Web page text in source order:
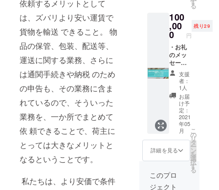
依頼するメリットとして
は、ズバリより安い運賃で
貨物を輸送 できること。 物
品の保管、包装、配送等、
運送に関する業務、さらに
は通関⼿続きや納税 のため
の申告も、その業務に含ま
れているので、そういった
業務を、⼀か所でまとめて
依 頼できることで、荷主に
とっては⼤きなメリットと
なるということです。
私たちは、より安価で条件
ンか
ら、ご
支援頂
けると
幸いで
す！ 支
援金額
は支援
者さま
が支援
を申し
込む際
に、任
意で引
き上げ
て頂く
ことが
可能で
援して
頂ける
動報告
・ご希
望の⽅
は弊社
HP に⽀
援者様
の企業
名、個
⼈名、
ニック
ネー
ム、イ
ニシャ
ルを 記
る
100
,00
0 円
残り29
・お礼
のメッ
セージ
・太陽
光⾃転
地球儀
（ロゴ
⼊り）
・プロ
ジェク
トの活
動報告
・ご希
望の⽅
は弊社
HP に⽀
援者様
の企業
名、個
支援
者：
1人
お届
け予
定：
2021
年05
月
詳細を見る
こ
の
リ
タ
ー
ン
を
選
択
す
る
このプロ
ジェクト